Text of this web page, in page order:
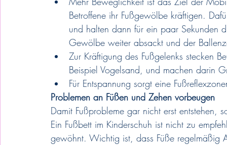
Betroffene ihr Fußgewölbe kräftigen.
und halten dann für ein paar Sekunden
Gewölbe weiter absackt und der
Zur Kräftigung des Fußgelenks stecken
Beispiel Vogelsand, und machen darin
Für Entspannung sorgt eine
Problemen an Füßen und Zehen vorbeugen
Damit Fußprobleme gar nicht erst
Ein Fußbett im Kinderschuh ist nicht zu
gewöhnt. Wichtig ist, dass Füße regelmäßig